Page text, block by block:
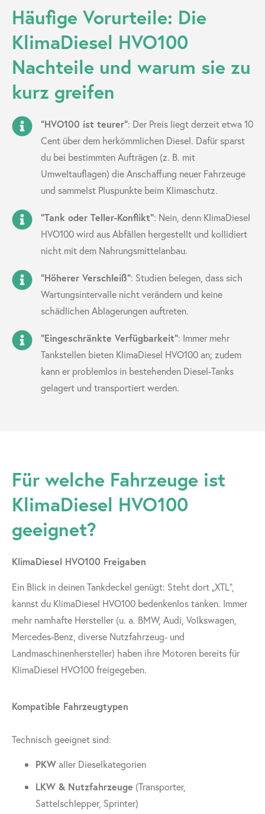
Häufige Vorurteile: Die
KlimaDiesel HVO100
Nachteile und warum sie zu
kurz greifen
"HVO100 ist teurer": Der Preis liegt derzeit etwa 10
Cent über dem herkömmlichen Diesel. Dafür sparst
du bei bestimmten Aufträgen (z. B. mit
Umweltauflagen) die Anschaffung neuer Fahrzeuge
und sammelst Pluspunkte beim Klimaschutz.
"Tank oder Teller-Konflikt": Nein, denn KlimaDiesel
HVO100 wird aus Abfällen hergestellt und kollidiert
nicht mit dem Nahrungsmittelanbau.
"Höherer Verschleiß": Studien belegen, dass sich
Wartungsintervalle nicht verändern und keine
schädlichen Ablagerungen auftreten.
"Eingeschränkte Verfügbarkeit": Immer mehr
Tankstellen bieten KlimaDiesel HVO100 an; zudem
kann er problemlos in bestehenden Diesel-Tanks
gelagert und transportiert werden.
Für welche Fahrzeuge ist
KlimaDiesel HVO100
geeignet?
KlimaDiesel HVO100 Freigaben
Ein Blick in deinen Tankdeckel genügt: Steht dort „XTL“,
kannst du KlimaDiesel HVO100 bedenkenlos tanken. Immer
mehr namhafte Hersteller (u. a. BMW, Audi, Volkswagen,
Mercedes-Benz, diverse Nutzfahrzeug- und
Landmaschinenhersteller) haben ihre Motoren bereits für
KlimaDiesel HVO100 freigegeben.
Kompatible Fahrzeugtypen
Technisch geeignet sind:
PKWaller Dieselkategorien
LKW & Nutzfahrzeuge (Transporter,
Sattelschlepper, Sprinter)